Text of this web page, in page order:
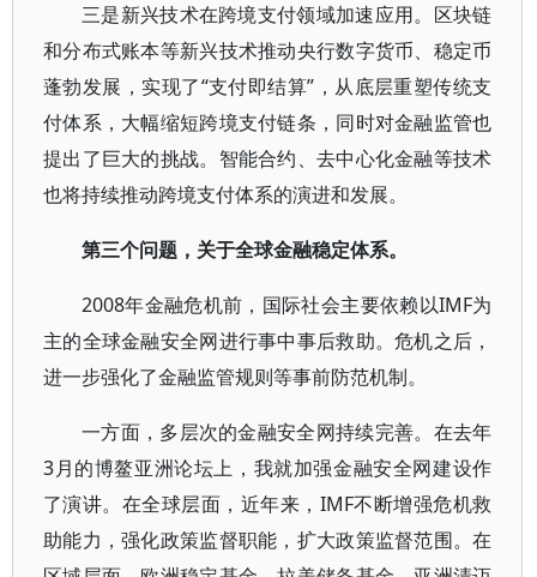
三是新兴技术在跨境支付领域加速应用。区块链
和分布式账本等新兴技术推动央行数字货币、稳定币
蓬勃发展，实现了“支付即结算”，从底层重塑传统支
付体系，大幅缩短跨境支付链条，同时对金融监管也
提出了巨大的挑战。智能合约、去中心化金融等技术
也将持续推动跨境支付体系的演进和发展。
第三个问题，关于全球金融稳定体系。
2008年金融危机前，国际社会主要依赖以IMF为
主的全球金融安全网进行事中事后救助。危机之后，
进一步强化了金融监管规则等事前防范机制。
一方面，多层次的金融安全网持续完善。在去年
3月的博鳌亚洲论坛上，我就加强金融安全网建设作
了演讲。在全球层面，近年来，IMF不断增强危机救
助能力，强化政策监督职能，扩大政策监督范围。在